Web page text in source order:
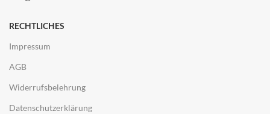
RECHTLICHES
Impressum
AGB
Widerrufsbelehrung
Datenschutzerklärung